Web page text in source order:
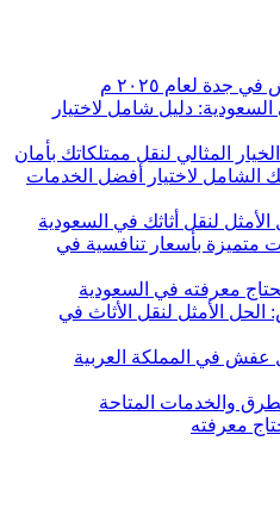
دليل شامل لاختيار
المثالي لنقل ممتلكاتك بأمان
الشامل لاختيار أفضل الخدمات
لنقل أثاثك في السعودية
متميزة بأسعار تنافسية في
معرفته في السعودية
الأمثل لنقل الأثاث في
عفش في المملكة العربية
والخدمات المتاحة
معرفته